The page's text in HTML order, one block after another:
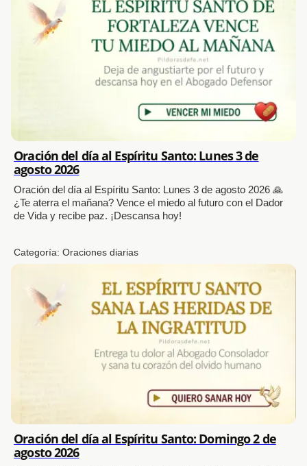
Oración del día al Espíritu Santo: Lunes 3 de
agosto 2026
Oración del día al Espíritu Santo: Lunes 3 de agosto 2026 🙏
¿Te aterra el mañana? Vence el miedo al futuro con el Dador
de Vida y recibe paz. ¡Descansa hoy!
Categoría:Oraciones diarias
Oración del día al Espíritu Santo: Domingo 2 de
agosto 2026